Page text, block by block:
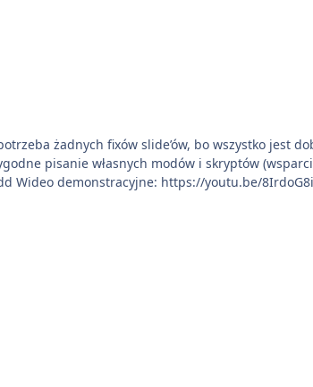
żadnych fixów slide’ów, bo wszystko jest
pisanie własnych modów i skryptów
— xvincekidd Wideo demonstracyjne: https://youtu.be/